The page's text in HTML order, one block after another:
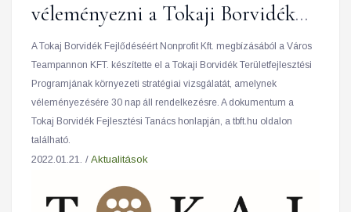
véleményezni a Tokaji Borvidék
Területfejlesztési Program
stratégiai környezeti vizsgálatát
A Tokaj Borvidék Fejlődéséért Nonprofit Kft. megbízásából a Város
Teampannon KFT. készítette el a Tokaji Borvidék Területfejlesztési
Programjának környezeti stratégiai vizsgálatát, amelynek
véleményezésére 30 nap áll rendelkezésre. A dokumentum a
Tokaj Borvidék Fejlesztési Tanács honlapján, a tbft.hu oldalon
található.
2022.01.21. / Aktualitások